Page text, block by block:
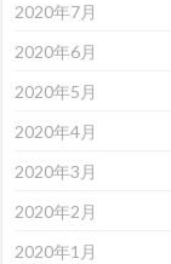
2020年7月
2020年6月
2020年5月
2020年4月
2020年3月
2020年2月
2020年1月